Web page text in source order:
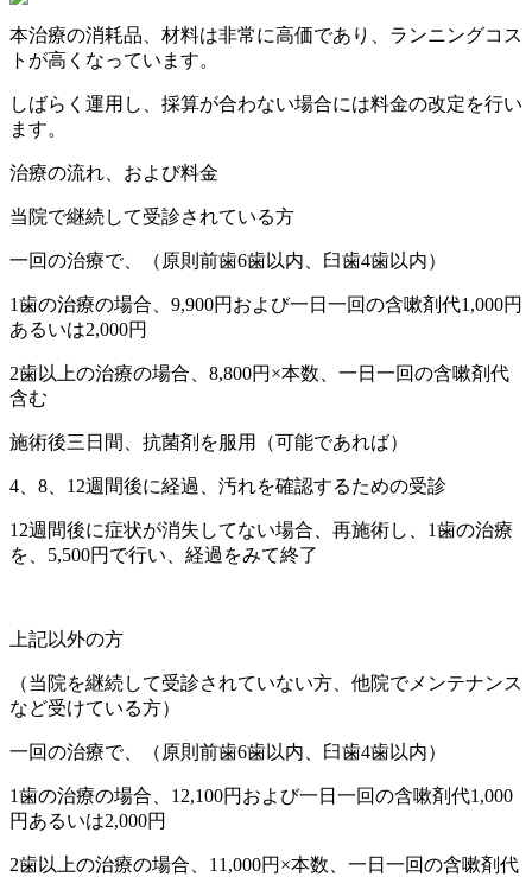
本治療の消耗品、材料は非常に高価であり、ランニングコス
トが高くなっています。
しばらく運用し、採算が合わない場合には料金の改定を行い
ます。
治療の流れ、および料金
当院で継続して受診されている方
一回の治療で、（原則前歯6歯以内、臼歯4歯以内）
1歯の治療の場合、9,900円および一日一回の含嗽剤代1,000円
あるいは2,000円
2歯以上の治療の場合、8,800円×本数、一日一回の含嗽剤代
含む
施術後三日間、抗菌剤を服用（可能であれば）
4、8、12週間後に経過、汚れを確認するための受診
12週間後に症状が消失してない場合、再施術し、1歯の治療
を、5,500円で行い、経過をみて終了
上記以外の方
（当院を継続して受診されていない方、他院でメンテナンス
など受けている方）
一回の治療で、（原則前歯6歯以内、臼歯4歯以内）
1歯の治療の場合、12,100円および一日一回の含嗽剤代1,000
円あるいは2,000円
2歯以上の治療の場合、11,000円×本数、一日一回の含嗽剤代